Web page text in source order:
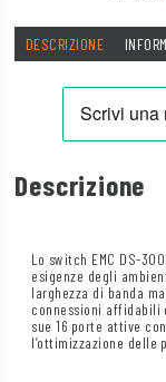
DESCRIZIONE
Descrizione
Lo switch EMC DS-
esigenze degli
larghezza di banda
connessioni affidabili
sue 16 porte attive
l’ottimizzazione delle